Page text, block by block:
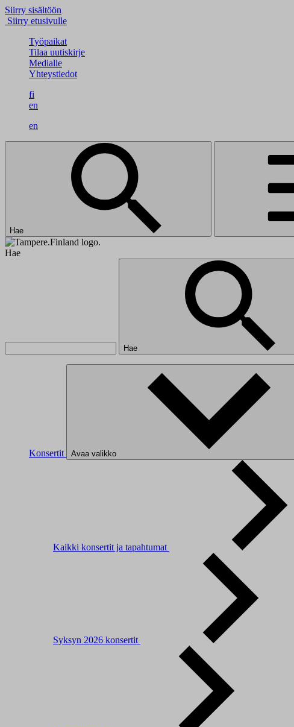
Siirry sisältöön
Siirry etusivulle
Työpaikat
Tilaa uutiskirje
Medialle
Yhteystiedot
fi
en
en
Hae
Hae
Hae
Konsertit Avaa valikko
Kaikki konsertit ja tapahtumat
Syksyn 2026 konsertit